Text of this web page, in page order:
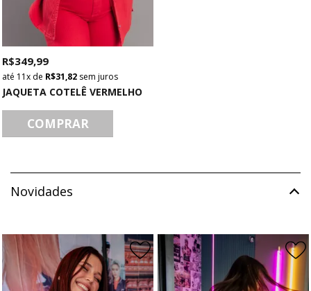
JAQUETA COTELÊ VERMELHO
R$ 349,99
11x de R$ 31,82 sem juros
COMPRAR
Novidades